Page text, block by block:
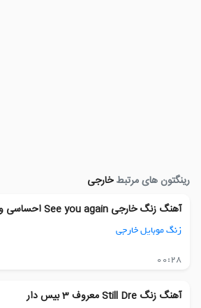
رینگتون های مرتبطخارجی
آهنگ زنگ خارجی See you again احساسی و باکلام
زنگ موبایل خارجی
00:28
آهنگ زنگ Still Dre معروف 3 بیس دار